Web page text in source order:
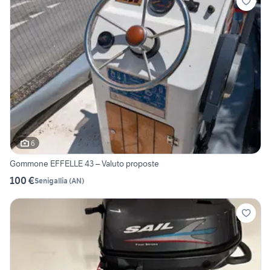
6
Gommone EFFELLE 43 – Valuto proposte
100 €Senigallia (AN)